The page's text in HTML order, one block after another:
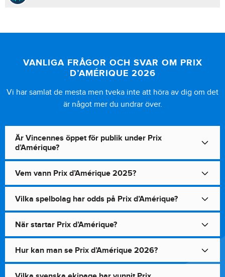
VANLIGA FRÅGOR OCH SVAR OM PRIX
D’AMÉRIQUE 2026
Vi har samlat de mesta men tveka inte att höra av dig om det
är något mer du undrar över.
Är Vincennes öppet för publik under Prix
d’Amérique?
Vem vann Prix d’Amérique 2025?
Vilka spelbolag har odds på Prix d’Amérique?
När startar Prix d’Amérique?
Hur kan man se Prix d’Amérique 2026?